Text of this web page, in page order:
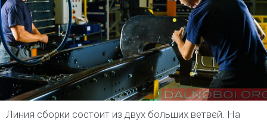
Линия сборки состоит из двух больших ветвей. На